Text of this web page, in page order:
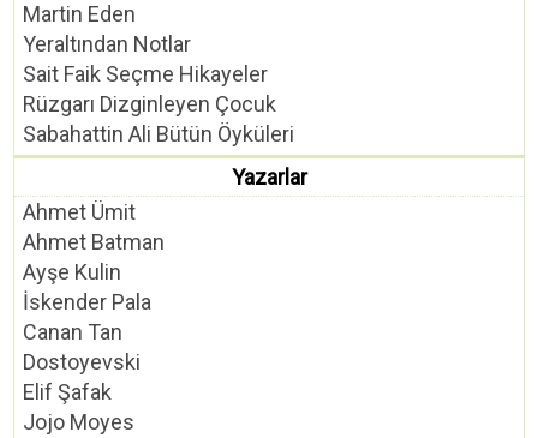
Martin Eden
Yeraltından Notlar
Sait Faik Seçme Hikayeler
Rüzgarı Dizginleyen Çocuk
Sabahattin Ali Bütün Öyküleri
Yazarlar
Ahmet Ümit
Ahmet Batman
Ayşe Kulin
İskender Pala
Canan Tan
Dostoyevski
Elif Şafak
Jojo Moyes